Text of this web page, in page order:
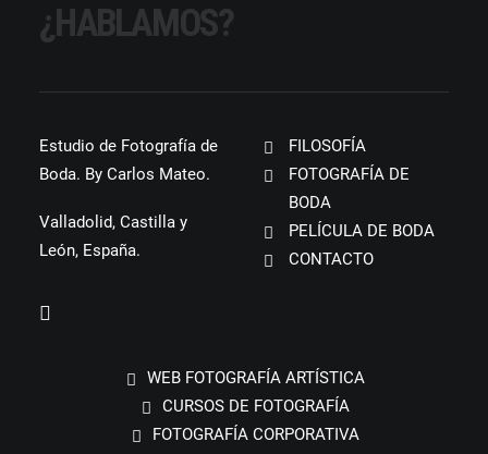
¿HABLAMOS?
Estudio de Fotografía de
Boda. By Carlos Mateo.
Valladolid, Castilla y
León, España.
FILOSOFÍA
FOTOGRAFÍA DE
BODA
PELÍCULA DE BODA
CONTACTO
WEB FOTOGRAFÍA ARTÍSTICA
CURSOS DE FOTOGRAFÍA
FOTOGRAFÍA CORPORATIVA